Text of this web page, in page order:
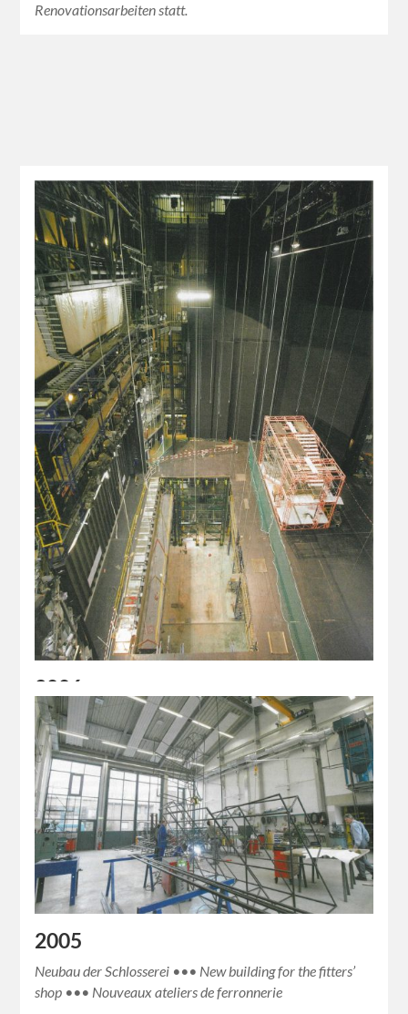
Renovationsarbeiten statt.
2006
Erneuerung der Unterbühnenmaschinerie ••• Renovation
of the understage machinery ••• Rénovation de la
machinerie des dessous de scène
2005
Neubau der Schlosserei ••• New building for the fitters’
shop ••• Nouveaux ateliers de ferronnerie